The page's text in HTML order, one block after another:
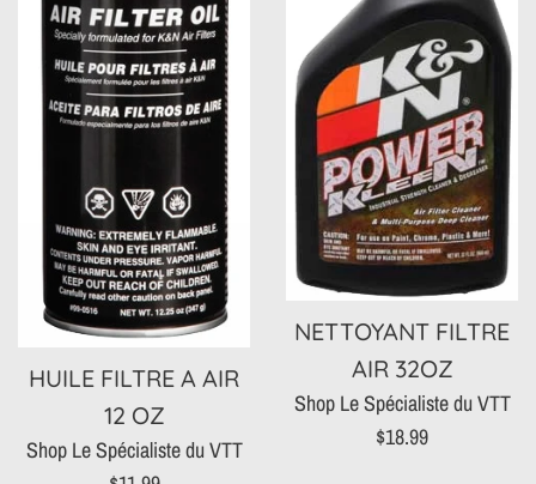
HUILE FILTRE A AIR
12 OZ
Shop Le Spécialiste du VTT
NETTOYANT FILTRE
AIR 32OZ
Shop Le Spécialiste du VTT
Prix
$18.99